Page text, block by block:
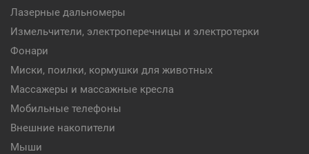
Лазерные дальномеры
Измельчители, электроперечницы и электротерки
Фонари
Миски, поилки, кормушки для животных
Массажеры и массажные кресла
Мобильные телефоны
Внешние накопители
Мыши